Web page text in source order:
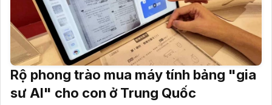
Rộ phong trào mua máy tính bảng "gia
sư AI" cho con ở Trung Quốc